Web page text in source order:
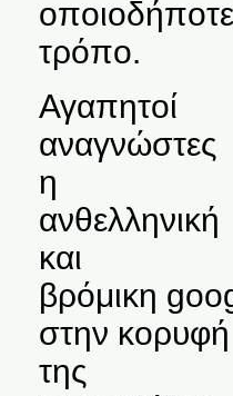
οποιοδήποτε
τρόπο.
Αγαπητοί
αναγνώστες
η
ανθελληνική
και
βρόμικη
στην κορυφή
της